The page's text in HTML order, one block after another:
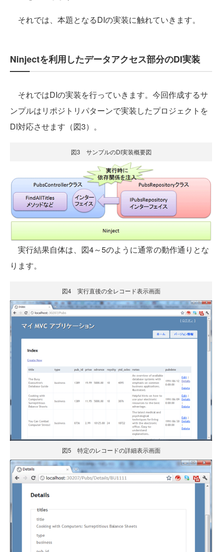
それでは、本題となるDIの実装に触れていきます。
Ninjectを利用したデータアクセス部分のDI実装
それではDIの実装を行っていきます。今回作成するサ
ンプルはリポジトリパターンで実装したプロジェクトを
DI対応させます（図3）。
図3 サンプルのDI実装概要図
実行結果自体は、図4～5のように通常の動作通りとな
ります。
図4 実行直後の全レコード表示画面
図5 特定のレコードの詳細表示画面